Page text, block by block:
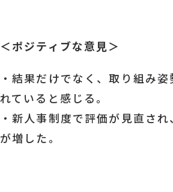
＜ポジティブな意見＞
・結果だけでなく、取り組み
れていると感じる。
・新人事制度で評価が見直さ
が増した。